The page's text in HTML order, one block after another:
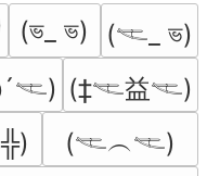
(ভ_ ভ)
(𓌻_ ভ)
(‡𓌻益𓌻)
(𓌻︵𓌻)